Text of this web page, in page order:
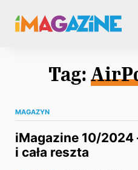
Tag:
MAGAZYN
iMagazine 10/2024
i cała reszta